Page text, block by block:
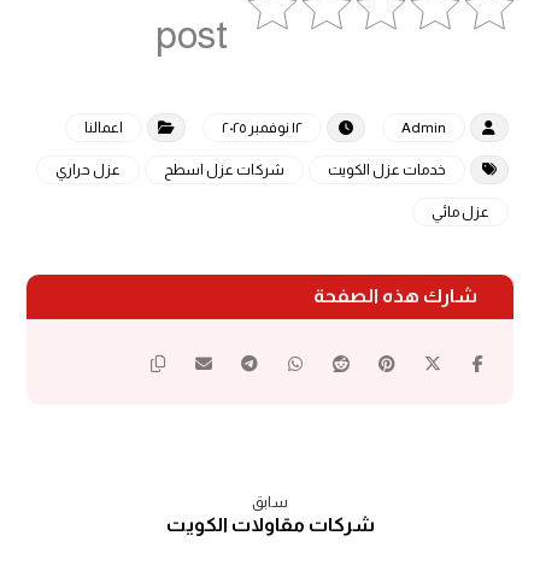
post
Admin ١٢ نوفمبر ٢٠٢٥ اعمالنا
خدمات عزل الكويت شركات عزل اسطح عزل حراري
عزل مائي
سابق
شركات مقاولات الكويت